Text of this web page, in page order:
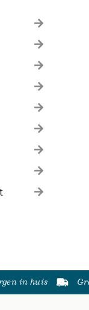
in huis